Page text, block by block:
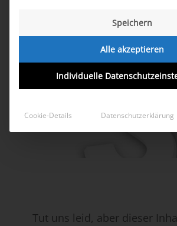
Tut uns leid, aber dieser
Speichern
Alle akzeptieren
Individuelle
Cookie-Details Datenschutzerklärung